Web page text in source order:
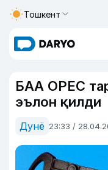
Тошкент
БАА OPEC
эълон қилди
Дунё 23:33 /